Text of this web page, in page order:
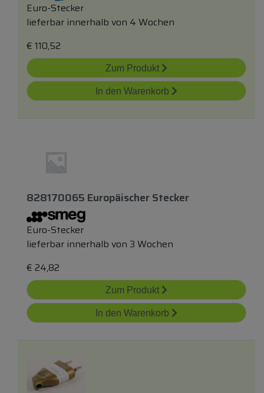
Euro-Stecker
lieferbar innerhalb von 4 Wochen
€ 110,52
Zum Produkt
In den Warenkorb
828170065 Europäischer Stecker
Euro-Stecker
lieferbar innerhalb von 3 Wochen
€ 24,82
Zum Produkt
In den Warenkorb